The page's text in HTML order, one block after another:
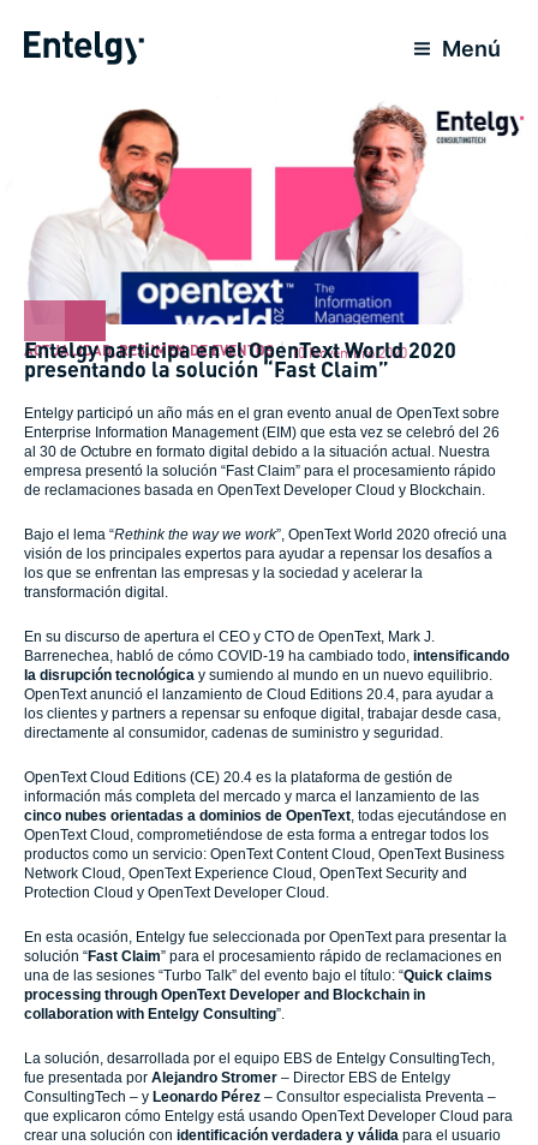
para
Menú
ACTUALIDAD,RESUMEN DE EVENTOS 10 Novembro 2020
Entelgy participa en el OpenText World 2020
presentando la solución “Fast Claim”
Entelgy participó un año más en el gran evento anual de OpenText sobre
Enterprise Information Management (EIM) que esta vez se celebró del 26
al 30 de Octubre en formato digital debido a la situación actual. Nuestra
empresa presentó la solución “Fast Claim” para el procesamiento rápido
de reclamaciones basada en OpenText Developer Cloud y Blockchain.
Bajo el lema “Rethink the way we work”, OpenText World 2020 ofreció una
visión de los principales expertos para ayudar a repensar los desafíos a
los que se enfrentan las empresas y la sociedad y acelerar la
transformación digital.
En su discurso de apertura el CEO y CTO de OpenText, Mark J.
Barrenechea, habló de cómo COVID-19 ha cambiado todo, intensificando
la disrupción tecnológica y sumiendo al mundo en un nuevo equilibrio.
OpenText anunció el lanzamiento de Cloud Editions 20.4, para ayudar a
los clientes y partners a repensar su enfoque digital, trabajar desde casa,
directamente al consumidor, cadenas de suministro y seguridad.
OpenText Cloud Editions (CE) 20.4 es la plataforma de gestión de
información más completa del mercado y marca el lanzamiento de las
cinco nubes orientadas a dominios de OpenText, todas ejecutándose en
OpenText Cloud, comprometiéndose de esta forma a entregar todos los
productos como un servicio: OpenText Content Cloud, OpenText Business
Network Cloud, OpenText Experience Cloud, OpenText Security and
Protection Cloud y OpenText Developer Cloud.
En esta ocasión, Entelgy fue seleccionada por OpenText para presentar la
solución “Fast Claim” para el procesamiento rápido de reclamaciones en
una de las sesiones “Turbo Talk” del evento bajo el título: “Quick claims
processing through OpenText Developer and Blockchain in
collaboration with Entelgy Consulting”.
La solución, desarrollada por el equipo EBS de Entelgy ConsultingTech,
fue presentada por Alejandro Stromer – Director EBS de Entelgy
ConsultingTech – y Leonardo Pérez – Consultor especialista Preventa –
que explicaron cómo Entelgy está usando OpenText Developer Cloud para
crear una solución con identificación verdadera y válida para el usuario